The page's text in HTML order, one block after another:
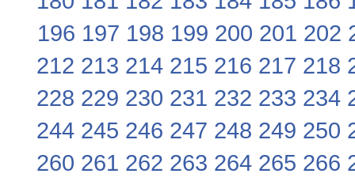
196 197 198 199 200 201 202
212 213 214 215 216 217 218
228 229 230 231 232 233 234
244 245 246 247 248 249 250
260 261 262 263 264 265 266